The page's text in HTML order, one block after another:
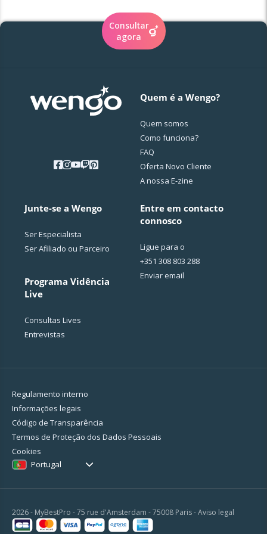
guiá-lo/a rumo ao equilíbrio e à realização
Consultar
agora
Quem é a Wengo?
Quem somos
Como funciona?
FAQ
Oferta Novo Cliente
A nossa E-zine
Junte-se a Wengo
Ser Especialista
Ser Afiliado ou Parceiro
Programa Vidência
Live
Consultas Lives
Entrevistas
Entre em contacto
connosco
Ligue para o
+351 308 803 288
Enviar email
Regulamento interno
Informações legais
Código de Transparência
Termos de Proteção dos Dados Pessoais
Cookies
Portugal
2026 - MyBestPro - 75 rue d'Amsterdam - 75008 Paris -Aviso legal